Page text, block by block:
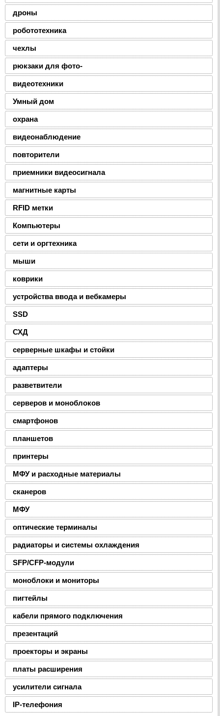
дроны
робототехника
чехлы
рюкзаки для фото-
видеотехники
Умный дом
охрана
видеонаблюдение
повторители
приемники видеосигнала
магнитные карты
RFID метки
Компьютеры
сети и оргтехника
мыши
коврики
устройства ввода и вебкамеры
SSD
СХД
серверные шкафы и стойки
адаптеры
разветвители
серверов и моноблоков
смартфонов
планшетов
принтеры
МФУ и расходные материалы
сканеров
МФУ
оптические терминалы
радиаторы и системы охлаждения
SFP/CFP-модули
моноблоки и мониторы
пигтейлы
кабели прямого подключения
презентаций
проекторы и экраны
платы расширения
усилители сигнала
IP-телефония